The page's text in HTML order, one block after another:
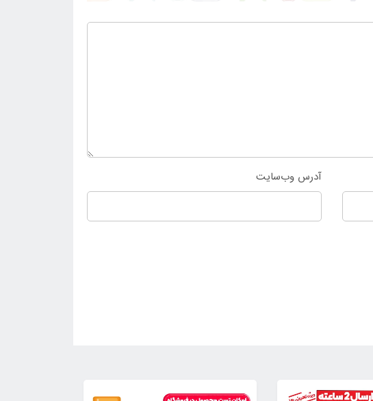
آدرس وب‌سایت